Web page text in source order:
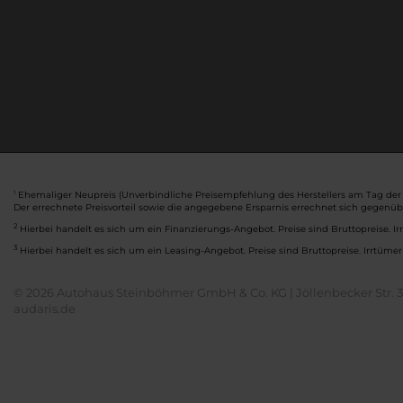
Ehemaliger Neupreis (Unverbindliche Preisempfehlung des Herstellers am Tag der
Der errechnete Preisvorteil sowie die angegebene Ersparnis errechnet sich
2 Hierbei handelt es sich um ein Finanzierungs-Angebot. Preise sind Bruttopreise.
3 Hierbei handelt es sich um ein Leasing-Angebot. Preise sind Bruttopreise.
© 2026 Autohaus Steinböhmer GmbH & Co. KG | Jöllenbecker Str.
audaris.de